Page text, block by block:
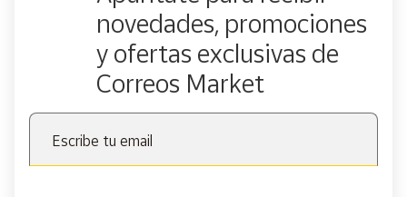
novedades, promociones
y ofertas exclusivas de
Correos Market
Escribe tu email